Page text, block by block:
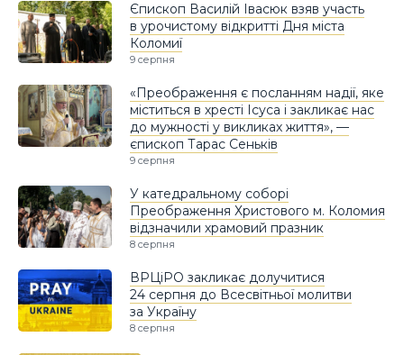
Єпископ Василій Івасюк взяв участь
в урочистому відкритті Дня міста
Коломиї
9 серпня
«Преображення є посланням надії, яке
міститься в хресті Ісуса і закликає нас
до мужності у викликах життя», —
єпископ Тарас Сеньків
9 серпня
У катедральному соборі
Преображення Христового м. Коломия
відзначили храмовий празник
8 серпня
ВРЦіРО закликає долучитися
24 серпня до Всесвітньої молитви
за Україну
8 серпня